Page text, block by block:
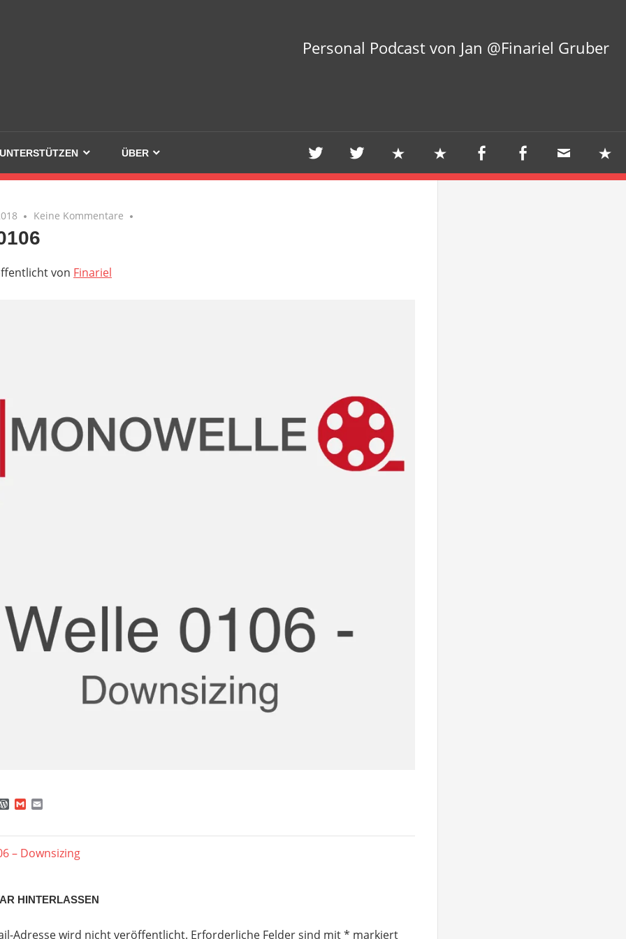
Personal Podcast von Jan @Finariel Gruber
UNTERSTÜTZEN ÜBER
Keine Kommentare
von Finariel
WordPress
Gmail
– Downsizing
HINTERLASSEN
Adresse wird nicht veröffentlicht. Erforderliche Felder sind mit* markiert